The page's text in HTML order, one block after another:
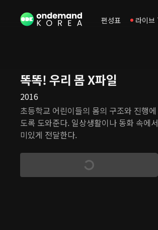
편성표 라이브
똑똑! 우리 몸 X파일
2016
초등학교 어린이들의 몸의 구조와 진행
도록 도와준다. 일상생활이나 동화 속에
미있게 전달한다.